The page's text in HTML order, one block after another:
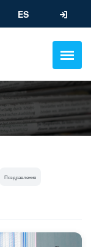
ES
Поздравления